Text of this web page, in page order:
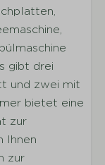
gibt drei
und zwei mit
bietet eine
zur
Ihnen
zur